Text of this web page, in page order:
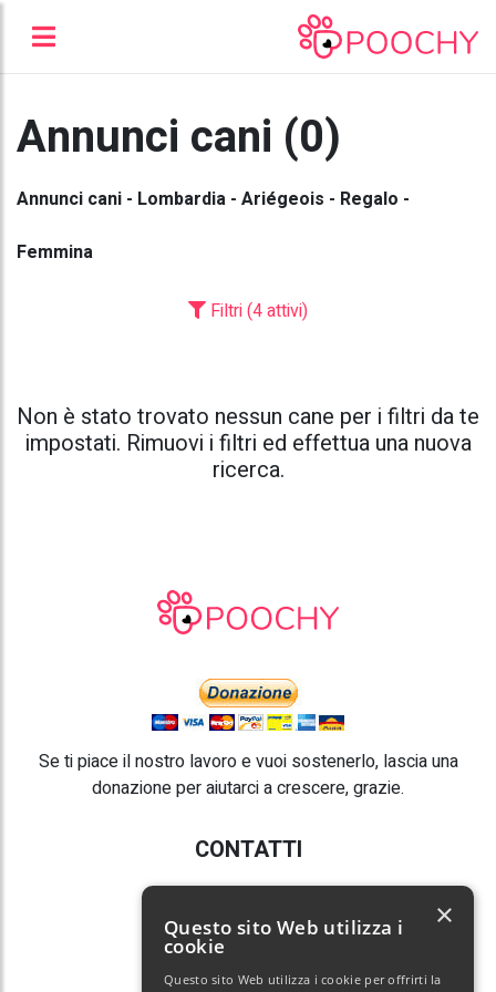
Annunci cani (0)
Annunci cani - Lombardia - Ariégeois - Regalo -
Femmina
Filtri (4 attivi)
Non è stato trovato nessun cane per i filtri da te
impostati. Rimuovi i filtri ed effettua una nuova
ricerca.
Se ti piace il nostro lavoro e vuoi sostenerlo, lascia una
donazione per aiutarci a crescere, grazie.
CONTATTI
E-mail:info@poochy.it
Questo sito Web utilizza i
cookie
Questo sito Web utilizza i cookie per offrirti la
×